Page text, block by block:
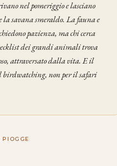
nel pomeriggio e lasciano
savana smeraldo. La fauna e
pazienza, ma chi cerca
dei grandi animali trova
attraversato dalla vita. E il
birdwatching, non per il safari
PIOGGE